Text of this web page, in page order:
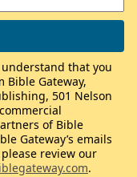
that you
Gateway,
501 Nelson
of Bible
Gateway’s emails
review our
.